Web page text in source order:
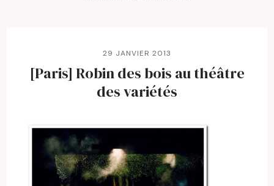
29 JANVIER 2013
[Paris] Robin des bois au théâtre
des variétés